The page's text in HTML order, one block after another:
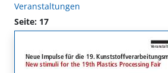
Veranstaltungen
Seite: 17